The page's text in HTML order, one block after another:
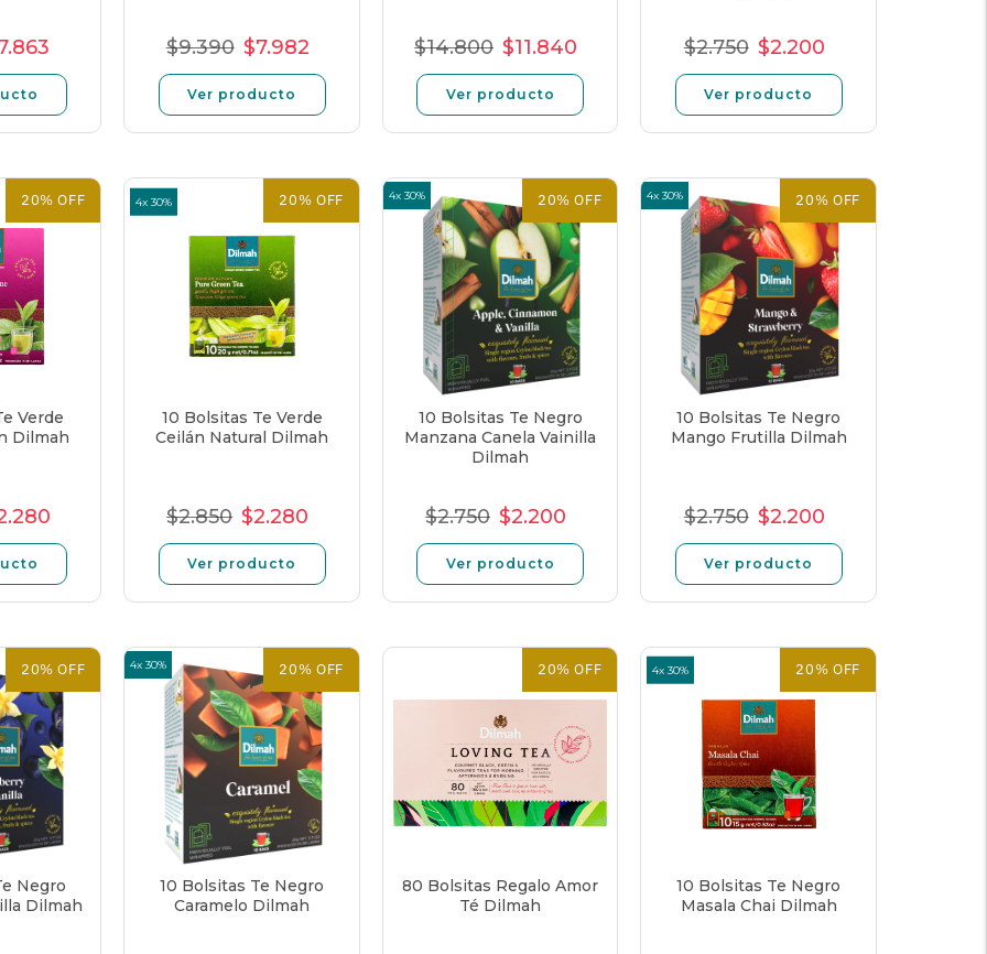
unitario
Precio
normal
$9.390 Precio
de
$7.982
unitario
Ver producto
Precio
normal
$14.800 Precio
de
$11.840
Ver producto
Precio
normal
$2.750 Precio
de
$2.200
unitario
Ver producto
20% OFF
Verde
Dilmah
unitario
4x 30% 20% OFF
10 Bolsitas Te Verde
Ceilán Natural Dilmah
Precio
normal
$2.850 Precio
de
oferta
$2.280
unitario
Ver producto
20% OFF
10 Bolsitas Te Negro
Manzana Canela Vainilla
Dilmah
Precio
normal
$2.750 Precio
de
oferta
$2.200
unitario
Ver producto
4x 30% 20% OFF
10 Bolsitas Te Negro
Mango Frutilla Dilmah
Precio
normal
$2.750 Precio
de
oferta
$2.200
unitario
Ver producto
4x 30%
20% OFF
Negro
Dilmah
20% OFF
10 Bolsitas Te Negro
Caramelo Dilmah
4x 30% 20% OFF
80 Bolsitas Regalo Amor
Té Dilmah
4x 30% 20% OFF
10 Bolsitas Te Negro
Masala Chai Dilmah